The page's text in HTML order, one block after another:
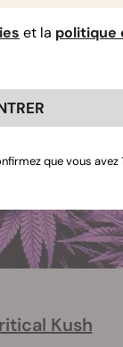
Kush
et la politique
que vous avez